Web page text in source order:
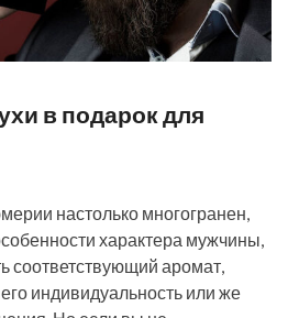
в подарок для
настолько многогранен,
характера мужчины,
соответствующий аромат,
индивидуальность или же